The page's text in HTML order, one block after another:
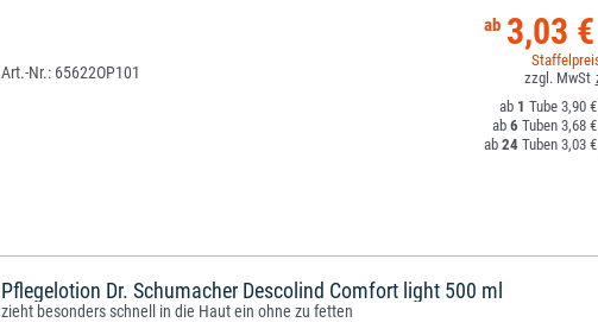
65622OP101
3,03 €
1 3,90 €
6 3,68 €
24 3,03 €
Pflegelotion Dr. Schumacher Descolind Comfort light 500 ml
zieht besonders schnell in die Haut ein ohne zu fetten